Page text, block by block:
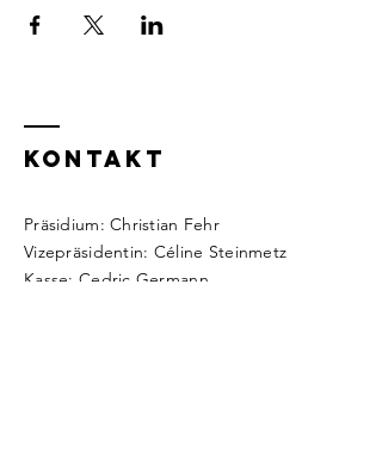
Kontakt
Präsidium: Christian Fehr
Vizepräsidentin: Céline Steinmetz
Kasse: Cedric Germann